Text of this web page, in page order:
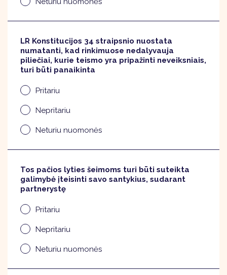
LR Konstitucijos 34 straipsnio nuostata
numatanti, kad rinkimuose nedalyvauja
piliečiai, kurie teismo yra pripažinti neveiksniais,
turi būti panaikinta
Pritariu
Nepritariu
Neturiu nuomonės
Tos pačios lyties šeimoms turi būti suteikta
galimybė įteisinti savo santykius, sudarant
partnerystę
Pritariu
Nepritariu
Neturiu nuomonės